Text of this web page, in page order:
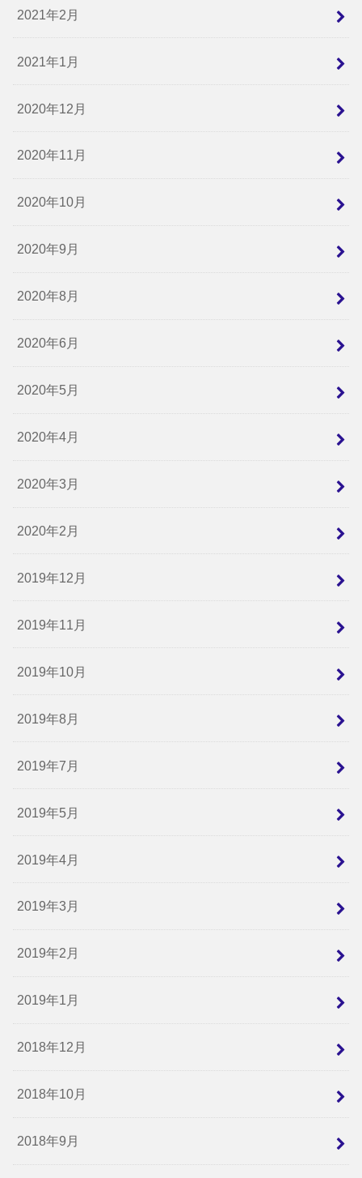
2021年2月
2021年1月
2020年12月
2020年11月
2020年10月
2020年9月
2020年8月
2020年6月
2020年5月
2020年4月
2020年3月
2020年2月
2019年12月
2019年11月
2019年10月
2019年8月
2019年7月
2019年5月
2019年4月
2019年3月
2019年2月
2019年1月
2018年12月
2018年10月
2018年9月